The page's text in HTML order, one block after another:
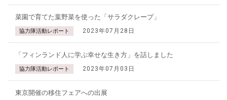
菜園で育てた葉野菜を使った「サラダクレープ」
協力隊活動レポート 2023年07月28日
「フィンランド人に学ぶ幸せな生き方」を話しました
協力隊活動レポート 2023年07月03日
東京開催の移住フェアへの出展